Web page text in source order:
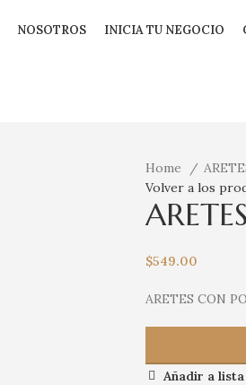
NOSOTROS INICIA TU NEGOCIO
Home
Volver a los
ARETES
$549.00
ARETES CON
Añadir a